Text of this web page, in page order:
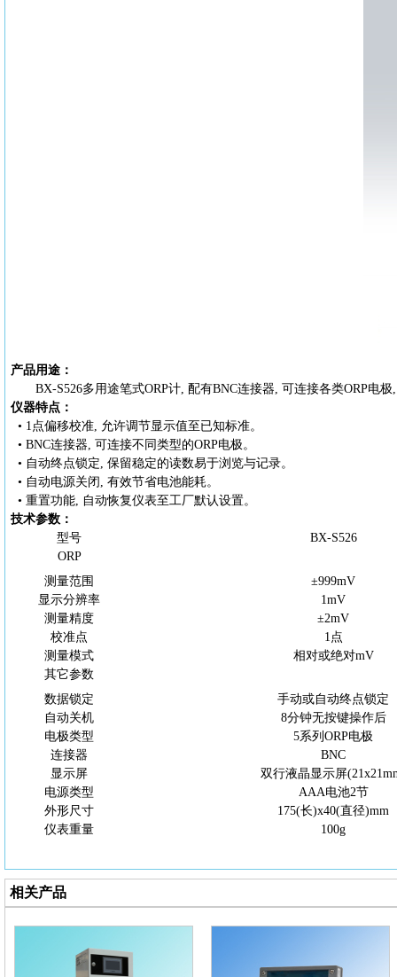
产品用途：
BX-S526多用途笔式ORP计, 配有BNC连接器, 可连接各类ORP电
仪器特点：
• 1点偏移校准, 允许调节显示值至已知标准。
• BNC连接器, 可连接不同类型的ORP电极。
• 自动终点锁定, 保留稳定的读数易于浏览与记录。
• 自动电源关闭, 有效节省电池能耗。
• 重置功能, 自动恢复仪表至工厂默认设置。
技术参数：
型号
BX-S526
ORP
测量范围
±999mV
显示分辨率
1mV
测量精度
±2mV
校准点
1点
测量模式
相对或绝对mV
其它参数
数据锁定
手动或自动终点锁定
自动关机
8分钟无按键操作后
电极类型
5系列ORP电极
连接器
BNC
显示屏
双行液晶显示屏
电源类型
AAA电池2节
外形尺寸
175(长)x40(直径)mm
仪表重量
100g
相关产品